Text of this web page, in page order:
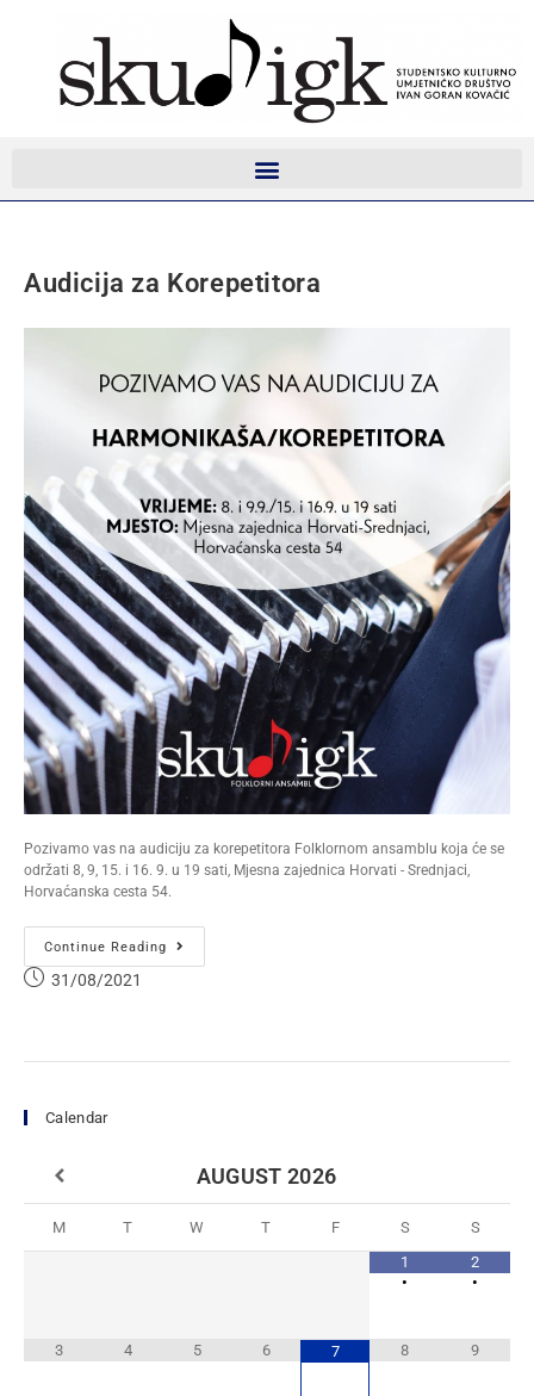
Audicija za Korepetitora
Pozivamo vas na audiciju za korepetitora Folklornom ansamblu koja će se
održati 8, 9, 15. i 16. 9. u 19 sati, Mjesna zajednica Horvati - Srednjaci,
Horvaćanska cesta 54.
Continue Reading
31/08/2021
Calendar
AUGUST 2026
M T W T F S
S
1
•
2
•
3 4 5 6 7 8 9